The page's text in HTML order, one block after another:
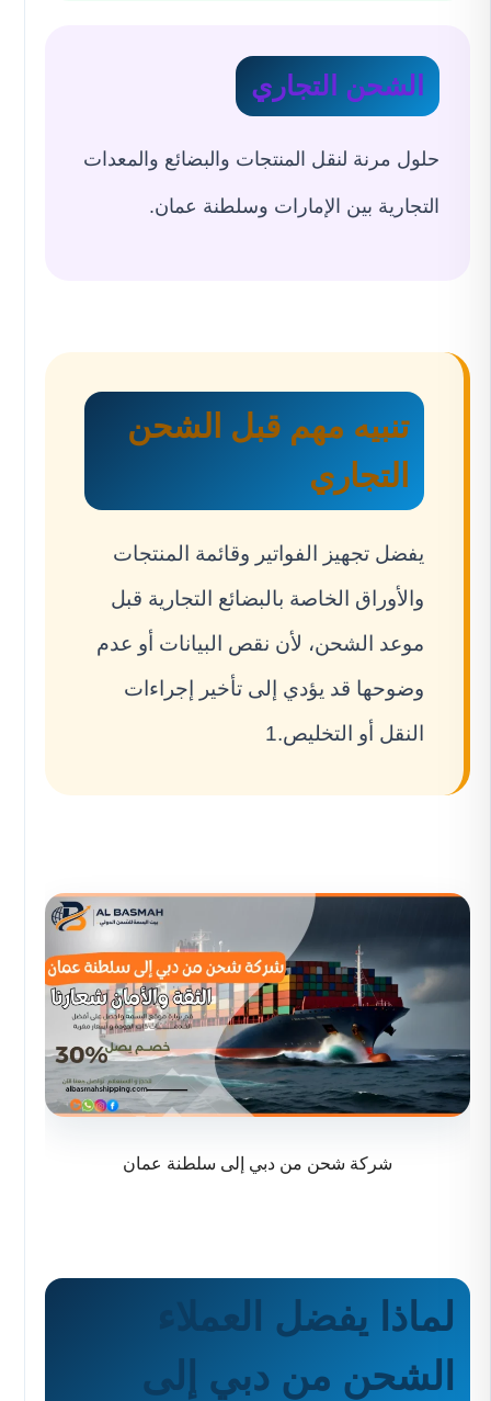
الشحن التجاري
حلول مرنة لنقل المنتجات والبضائع والمعدات
التجارية بين الإمارات وسلطنة عمان.
تنبيه مهم قبل الشحن
التجاري
يفضل تجهيز الفواتير وقائمة المنتجات
والأوراق الخاصة بالبضائع التجارية قبل
موعد الشحن، لأن نقص البيانات أو عدم
وضوحها قد يؤدي إلى تأخير إجراءات
النقل أو التخليص.1
شركة شحن من دبي إلى سلطنة عمان
لماذا يفضل العملاء
الشحن من دبي إلى